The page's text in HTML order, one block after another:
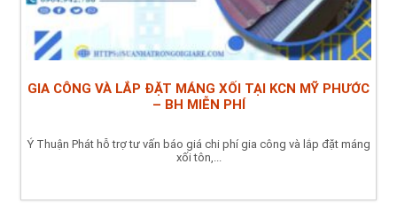
GIA CÔNG VÀ LẮP ĐẶT MÁNG XỐI TẠI KCN MỸ PHƯỚC
– BH MIỄN PHÍ
Ý Thuận Phát hỗ trợ tư vấn báo giá chi phí gia công và lắp đặt máng
xối tôn,...